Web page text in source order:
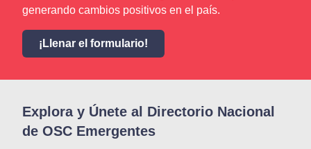
generando cambios positivos en el país.
¡Llenar el formulario!
Explora y Únete al Directorio Nacional
de OSC Emergentes